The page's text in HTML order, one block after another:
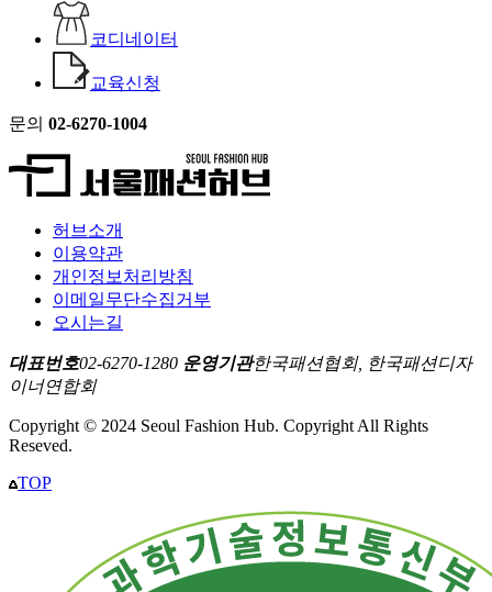
코디네이터
교육신청
문의 02-6270-1004
허브소개
이용약관
개인정보처리방침
이메일무단수집거부
오시는길
대표번호02-6270-1280 운영기관한국패션협회, 한국패션디자
이너연합회
Copyright © 2024 Seoul Fashion Hub. Copyright All Rights
Reseved.
TOP